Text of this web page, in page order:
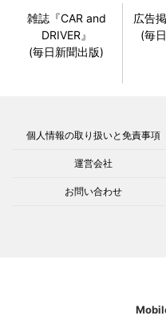
雑誌『CAR and
DRIVER』
(毎日新聞出版)
広告
(毎
個人情報の取り扱いと免責事項
運営会社
お問い合わせ